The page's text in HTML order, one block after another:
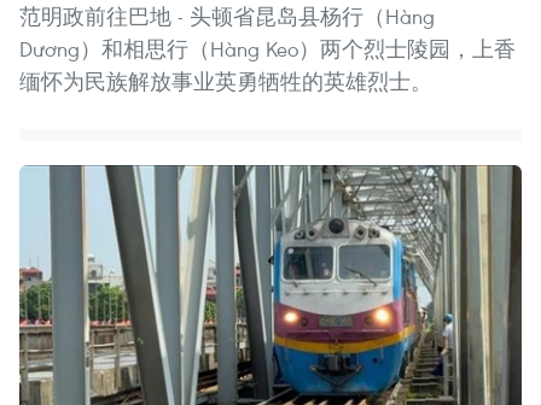
范明政前往巴地 - 头顿省昆岛县杨行（Hàng
Dương）和相思行（Hàng Keo）两个烈士陵园，上香
缅怀为民族解放事业英勇牺牲的英雄烈士。